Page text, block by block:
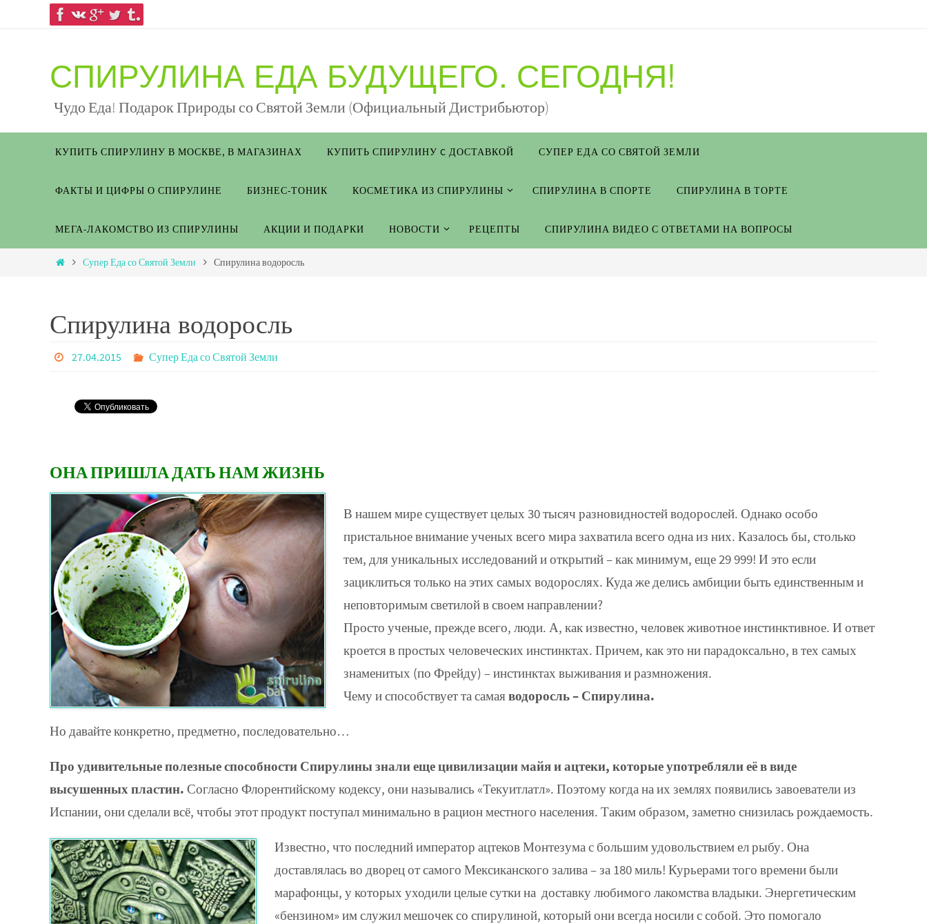
СПИРУЛИНА ЕДА БУДУЩЕГО. СЕГОДНЯ!
Чудо Еда! Подарок Природы со Святой Земли (Официальный Дистрибьютор)
КУПИТЬ СПИРУЛИНУ В МОСКВЕ, В МАГАЗИНАХ КУПИТЬ СПИРУЛИНУ C ДОСТАВКОЙ СУПЕР ЕДА СО СВЯТОЙ ЗЕМЛИ
ФАКТЫ И ЦИФРЫ О СПИРУЛИНЕ БИЗНЕС-ТОНИК КОСМЕТИКА ИЗ СПИРУЛИНЫ СПИРУЛИНА В СПОРТЕ СПИРУЛИНА В ТОРТЕ
МЕГА-ЛАКОМСТВО ИЗ СПИРУЛИНЫ АКЦИИ И ПОДАРКИ НОВОСТИ РЕЦЕПТЫ СПИРУЛИНА ВИДЕО С ОТВЕТАМИ НА ВОПРОСЫ
Супер Еда со Святой Земли Спирулина водоросль
Спирулина водоросль
27.04.2015 Супер Еда со Святой Земли
ОНА ПРИШЛА ДАТЬ НАМ ЖИЗНЬ
В нашем мире существует целых 30 тысяч разновидностей водорослей. Однако особо
пристальное внимание ученых всего мира захватила всего одна из них. Казалось бы, столько
тем, для уникальных исследований и открытий – как минимум, еще 29 999! И это если
зациклиться только на этих самых водорослях. Куда же делись амбиции быть единственным и
неповторимым светилой в своем направлении?
Просто ученые, прежде всего, люди. А, как известно, человек животное инстинктивное. И ответ
кроется в простых человеческих инстинктах. Причем, как это ни парадоксально, в тех самых
знаменитых (по Фрейду) – инстинктах выживания и размножения.
Чему и способствует та самаяводоросль – Спирулина.
Но давайте конкретно, предметно, последовательно…
Про удивительные полезные способности Спирулины знали еще цивилизации майя и ацтеки, которые употребляли её в виде
высушенных пластин. Согласно Флорентийскому кодексу, они назывались «Текуитлатл». Поэтому когда на их землях появились завоеватели из
Испании, они сделали всё, чтобы этот продукт поступал минимально в рацион местного населения. Таким образом, заметно снизилась рождаемость.
Известно, что последний император ацтеков Монтезума с большим удовольствием ел рыбу. Она
доставлялась во дворец от самого Мексиканского залива – за 180 миль! Курьерами того времени были
марафонцы, у которых уходили целые сутки на доставку любимого лакомства владыки. Энергетическим
«бензином» им служил мешочек со спирулиной, который они всегда носили с собой. Это помогало